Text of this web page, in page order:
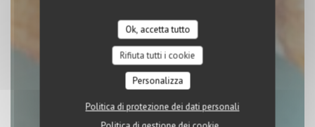
Ok, accetta tutto
Rifiuta tutti i cookie
Personalizza
Politica di protezione dei dati personali